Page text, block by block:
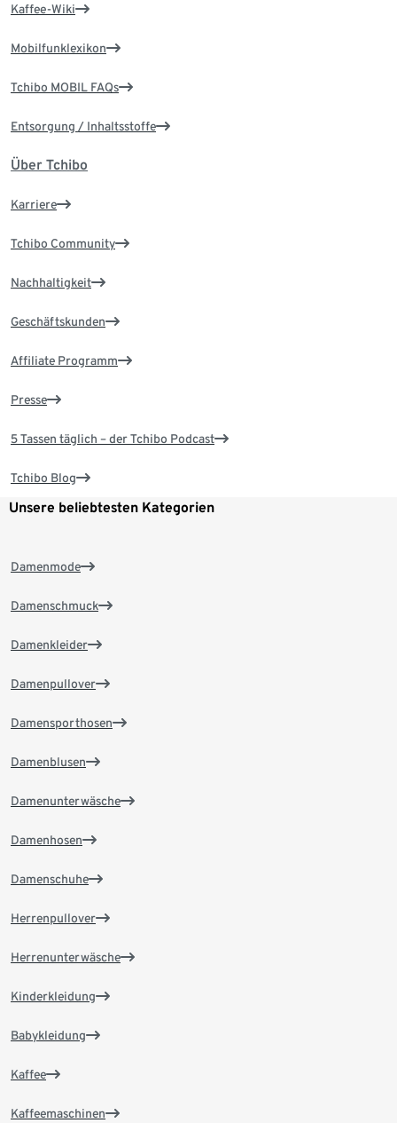
Kaffee-Wiki
Mobilfunklexikon
Tchibo MOBIL FAQs
Entsorgung / Inhaltsstoffe
Über Tchibo
Karriere
Tchibo Community
Nachhaltigkeit
Geschäftskunden
Affiliate Programm
Presse
5 Tassen täglich – der Tchibo Podcast
Tchibo Blog
Unsere beliebtesten Kategorien
Damenmode
Damenschmuck
Damenkleider
Damenpullover
Damensporthosen
Damenblusen
Damenunterwäsche
Damenhosen
Damenschuhe
Herrenpullover
Herrenunterwäsche
Kinderkleidung
Babykleidung
Kaffee
Kaffeemaschinen